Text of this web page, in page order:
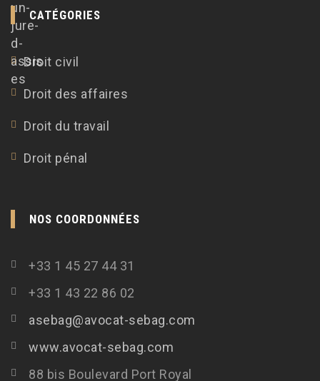
CATÉGORIES
Droit civil
Droit des affaires
Droit du travail
Droit pénal
NOS COORDONNÉES
+33 1 45 27 44 31
+33 1 43 22 86 02
asebag@avocat-sebag.com
www.avocat-sebag.com
88 bis Boulevard Port Royal